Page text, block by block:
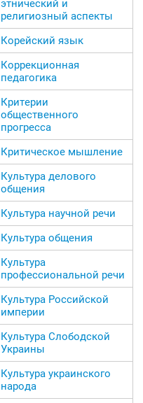
этнический и
религиозный аспекты
Корейский язык
Коррекционная
педагогика
Критерии
общественного
прогресса
Критическое мышление
Культура делового
общения
Культура научной речи
Культура общения
Культура
профессиональной речи
Культура Российской
империи
Культура Слободской
Украины
Культура украинского
народа